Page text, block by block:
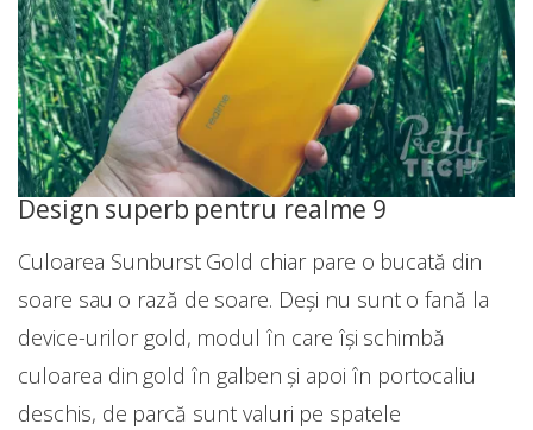
Design superb pentru realme 9
Culoarea Sunburst Gold chiar pare o bucată din
soare sau o rază de soare. Deși nu sunt o fană la
device-urilor gold, modul în care își schimbă
culoarea din gold în galben și apoi în portocaliu
deschis, de parcă sunt valuri pe spatele